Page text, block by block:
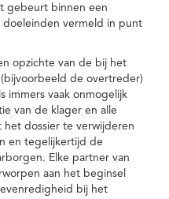
gebeurt binnen een
vermeld in punt
opzichte van de bij het
de overtreder)
immers vaak onmogelijk
van de klager en alle
het dossier te verwijderen
en tegelijkertijd de
Elke partner van
aan het beginsel
bij het